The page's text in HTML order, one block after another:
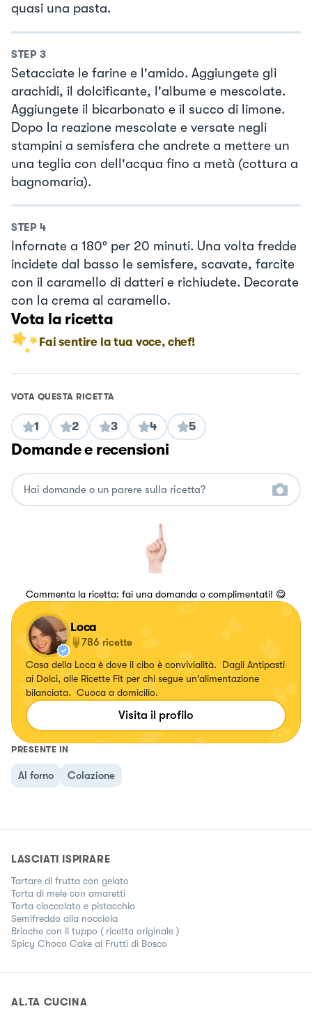
quasi una pasta.
STEP 3
Setacciate le farine e l'amido. Aggiungete gli
arachidi, il dolcificante, l'albume e mescolate.
Aggiungete il bicarbonato e il succo di limone.
Dopo la reazione mescolate e versate negli
stampini a semisfera che andrete a mettere un
una teglia con dell'acqua fino a metà (cottura a
bagnomaria).
STEP 4
Infornate a 180° per 20 minuti. Una volta fredde
incidete dal basso le semisfere, scavate, farcite
con il caramello di datteri e richiudete. Decorate
con la crema al caramello.
Vota la ricetta
Fai sentire la tua voce, chef!
VOTA QUESTA RICETTA
1 2 3 4 5
Domande e recensioni
Commenta la ricetta: fai una domanda o complimentati! 😋
Loca
786 ricette
Casa della Loca è dove il cibo è convivialità. Dagli Antipasti
ai Dolci, alle Ricette Fit per chi segue un'alimentazione
bilanciata. Cuoca a domicilio.
Visita il profilo
PRESENTE IN
Al forno Colazione
LASCIATI ISPIRARE
Tartare di frutta con gelato
Torta di mele con amaretti
Torta cioccolato e pistacchio
Semifreddo alla nocciola
Brioche con il tuppo ( ricetta originale )
Spicy Choco Cake ai Frutti di Bosco
AL.TA CUCINA